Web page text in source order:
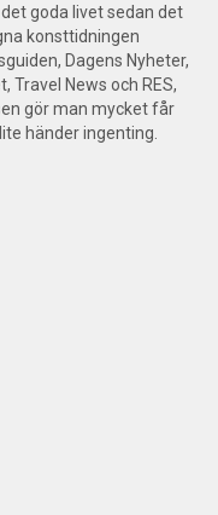
goda livet sedan det
konsttidningen
Dagens Nyheter,
Travel News och RES,
gör man mycket får
händer ingenting.